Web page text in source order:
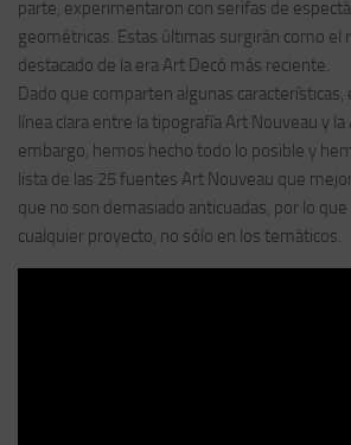
parte, experimentaron con serifas de
geométricas. Estas últimas surgirán como el
destacado de la era Art Decó más reciente.
Dado que comparten algunas características,
línea clara entre la tipografía Art Nouveau y la
embargo, hemos hecho todo lo posible y
lista de las 25 fuentes Art Nouveau que
que no son demasiado anticuadas, por lo
cualquier proyecto, no sólo en los temáticos.